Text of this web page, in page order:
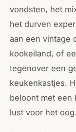
vondsten, het
het durven
aan een vintage
kookeiland, of
tegenover een
keukenkastjes.
beloont met een
lust voor het oog.